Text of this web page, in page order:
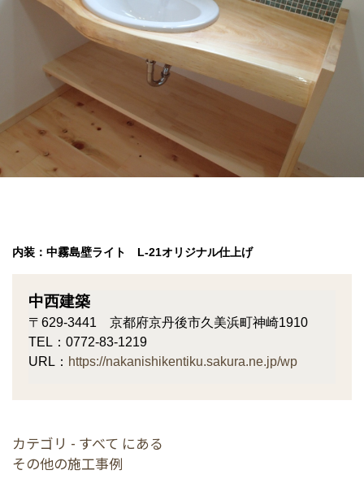
内装：中霧島壁ライト L-21オリジナル仕上げ
中西建築
〒629-3441 京都府京丹後市久美浜町神崎1910
TEL：0772-83-1219
URL： https://nakanishikentiku.sakura.ne.jp/wp
カテゴリ - すべて にある
その他の施工事例